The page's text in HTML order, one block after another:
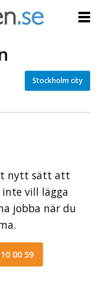
Stockholm city
nytt sätt att
vill lägga
jobba när du
00 59